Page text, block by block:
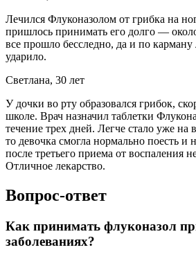
Лечился Флуконазолом от грибка на
пришлось принимать его долго —
все прошло бесследно, да и по карману
ударило.
Светлана, 30 лет
У дочки во рту образовался грибок,
школе. Врач назначил таблетки
течение трех дней. Легче стало уже на
то девочка смогла нормально поесть и
после третьего приема от воспаления
Отличное лекарство.
Вопрос-ответ
Как принимать флуконазол
заболеваниях?